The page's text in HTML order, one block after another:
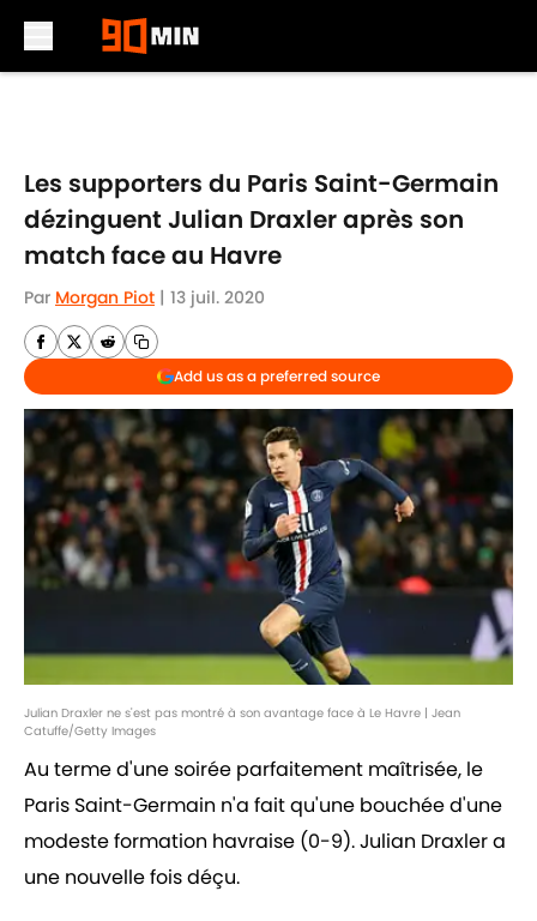
Les supporters du Paris Saint-Germain
dézinguent Julian Draxler après son
match face au Havre
Par Morgan Piot | 13 juil. 2020
Add us as a preferred source
Julian Draxler ne s'est pas montré à son avantage face à Le Havre | Jean
Catuffe/Getty Images
Au terme d'une soirée parfaitement maîtrisée, le
Paris Saint-Germain n'a fait qu'une bouchée d'une
modeste formation havraise (0-9). Julian Draxler a
une nouvelle fois déçu.